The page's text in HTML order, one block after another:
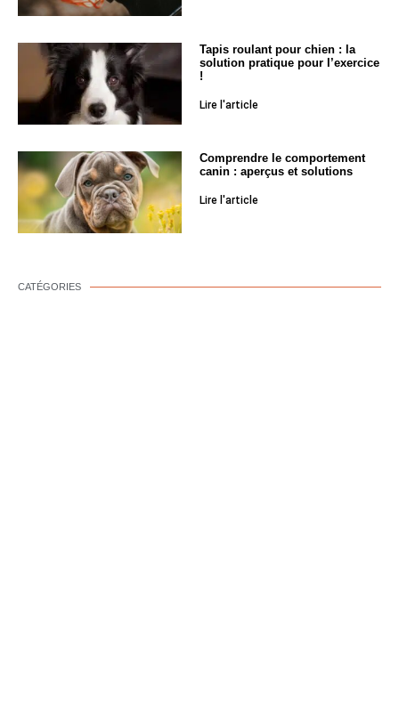
Tapis roulant pour chien : la
solution pratique pour l’exercice
!
Lire l'article
Comprendre le comportement
canin : aperçus et solutions
Lire l'article
CATÉGORIES